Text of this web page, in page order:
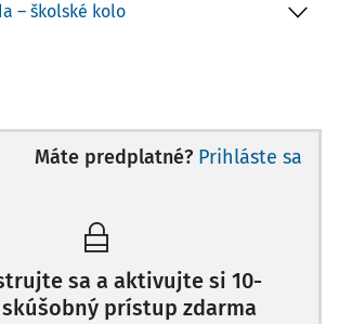
– školské kolo
Máte predplatné? Prihláste sa
sa a aktivujte si 10-
prístup zdarma